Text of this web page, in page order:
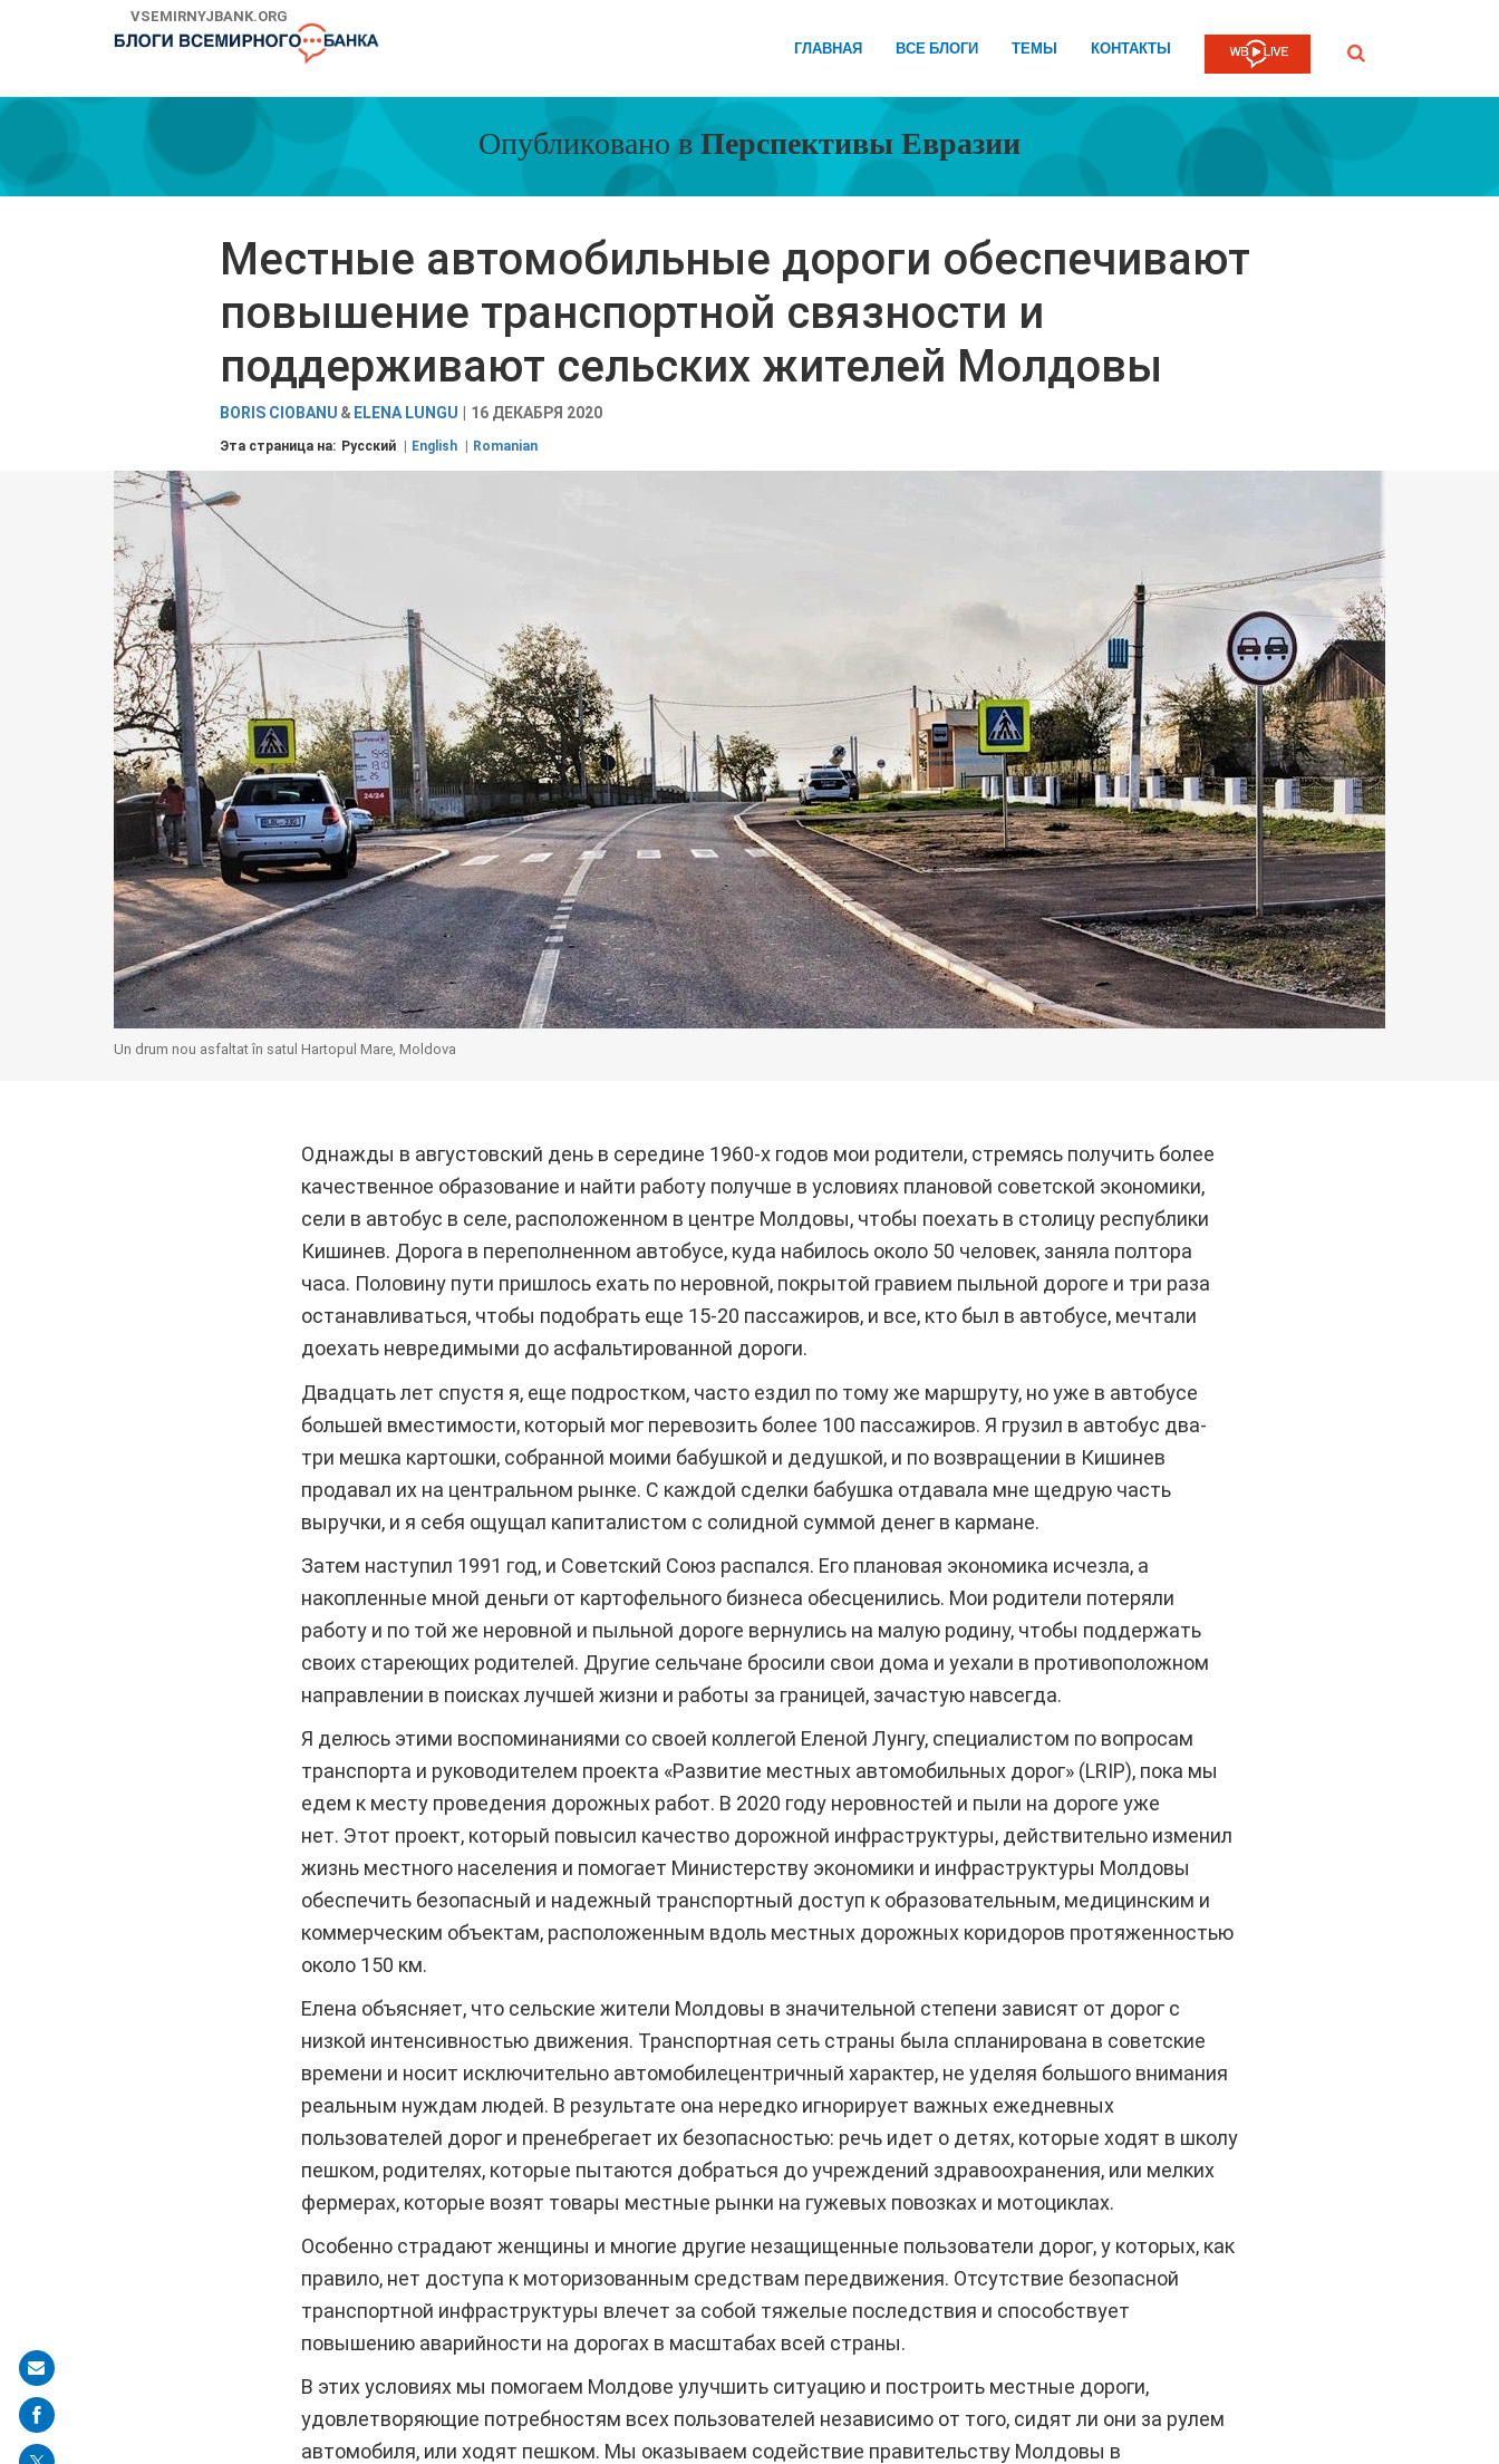
VSEMIRNYJBANK.ORG
ГЛАВНАЯ ВСЕ БЛОГИ ТЕМЫ КОНТАКТЫ Submit
Опубликовано в Перспективы Евразии
Местные автомобильные дороги обеспечивают
повышение транспортной связности и
поддерживают сельских жителей Молдовы
BORIS CIOBANU ELENA LUNGU 16 ДЕКАБРЯ 2020
Эта страница на: Русский English Romanian
Un drum nou asfaltat în satul Hartopul Mare, Moldova
Однажды в августовский день в середине 1960-х годов мои родители, стремясь получить более
качественное образование и найти работу получше в условиях плановой советской экономики,
сели в автобус в селе, расположенном в центре Молдовы, чтобы поехать в столицу республики
Кишинев. Дорога в переполненном автобусе, куда набилось около 50 человек, заняла полтора
часа. Половину пути пришлось ехать по неровной, покрытой гравием пыльной дороге и три раза
останавливаться, чтобы подобрать еще 15-20 пассажиров, и все, кто был в автобусе, мечтали
доехать невредимыми до асфальтированной дороги.
Двадцать лет спустя я, еще подростком, часто ездил по тому же маршруту, но уже в автобусе
большей вместимости, который мог перевозить более 100 пассажиров. Я грузил в автобус два-
три мешка картошки, собранной моими бабушкой и дедушкой, и по возвращении в Кишинев
продавал их на центральном рынке. С каждой сделки бабушка отдавала мне щедрую часть
выручки, и я себя ощущал капиталистом с солидной суммой денег в кармане.
Затем наступил 1991 год, и Советский Союз распался. Его плановая экономика исчезла, а
накопленные мной деньги от картофельного бизнеса обесценились. Мои родители потеряли
работу и по той же неровной и пыльной дороге вернулись на малую родину, чтобы поддержать
своих стареющих родителей. Другие сельчане бросили свои дома и уехали в противоположном
направлении в поисках лучшей жизни и работы за границей, зачастую навсегда.
Я делюсь этими воспоминаниями со своей коллегой Еленой Лунгу, специалистом по вопросам
транспорта и руководителем проекта «Развитие местных автомобильных дорог» (LRIP), пока мы
едем к месту проведения дорожных работ. В 2020 году неровностей и пыли на дороге уже
нет. Этот проект, который повысил качество дорожной инфраструктуры, действительно изменил
жизнь местного населения и помогает Министерству экономики и инфраструктуры Молдовы
обеспечить безопасный и надежный транспортный доступ к образовательным, медицинским и
коммерческим объектам, расположенным вдоль местных дорожных коридоров протяженностью
около 150 км.
Елена объясняет, что сельские жители Молдовы в значительной степени зависят от дорог с
низкой интенсивностью движения. Транспортная сеть страны была спланирована в советские
времени и носит исключительно автомобилецентричный характер, не уделяя большого внимания
реальным нуждам людей. В результате она нередко игнорирует важных ежедневных
пользователей дорог и пренебрегает их безопасностью: речь идет о детях, которые ходят в школу
пешком, родителях, которые пытаются добраться до учреждений здравоохранения, или мелких
фермерах, которые возят товары местные рынки на гужевых повозках и мотоциклах.
Особенно страдают женщины и многие другие незащищенные пользователи дорог, у которых, как
правило, нет доступа к моторизованным средствам передвижения. Отсутствие безопасной
транспортной инфраструктуры влечет за собой тяжелые последствия и способствует
повышению аварийности на дорогах в масштабах всей страны.
В этих условиях мы помогаем Молдове улучшить ситуацию и построить местные дороги,
удовлетворяющие потребностям всех пользователей независимо от того, сидят ли они за рулем
автомобиля, или ходят пешком. Мы оказываем содействие правительству Молдовы в
Share
on
mail